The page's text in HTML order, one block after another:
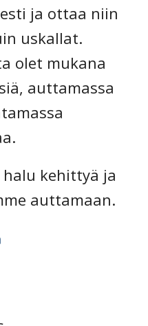
ja ottaa niin
uskallat.
olet mukana
auttamassa
kehittyä ja
auttamaan.